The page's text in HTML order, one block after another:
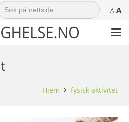
A A
Hjem fysisk aktivitet